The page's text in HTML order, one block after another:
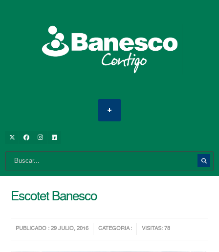
Escotet Banesco
PUBLICADO : 29 JULIO, 2016 CATEGORIA : VISITAS: 78